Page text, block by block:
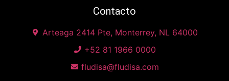
Contacto
Arteaga 2414 Pte, Monterrey, NL 64000
+52 81 1966 0000
fludisa@fludisa.com